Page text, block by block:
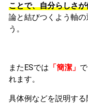
ことで、自分らしさ
論と結びつくよう軸
う。
またESでは 「簡潔」 で
れます。
具体例などを説明す